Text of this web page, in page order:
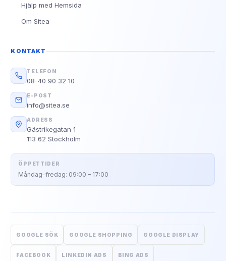
Hjälp med Hemsida
Om Sitea
KONTAKT
TELEFON
08-40 90 32 10
E-POST
info@sitea.se
ADRESS
Gästrikegatan 1
113 62 Stockholm
ÖPPETTIDER
Måndag–fredag: 09:00 – 17:00
GOOGLE SÖK GOOGLE SHOPPING GOOGLE DISPLAY
FACEBOOK LINKEDIN ADS BING ADS